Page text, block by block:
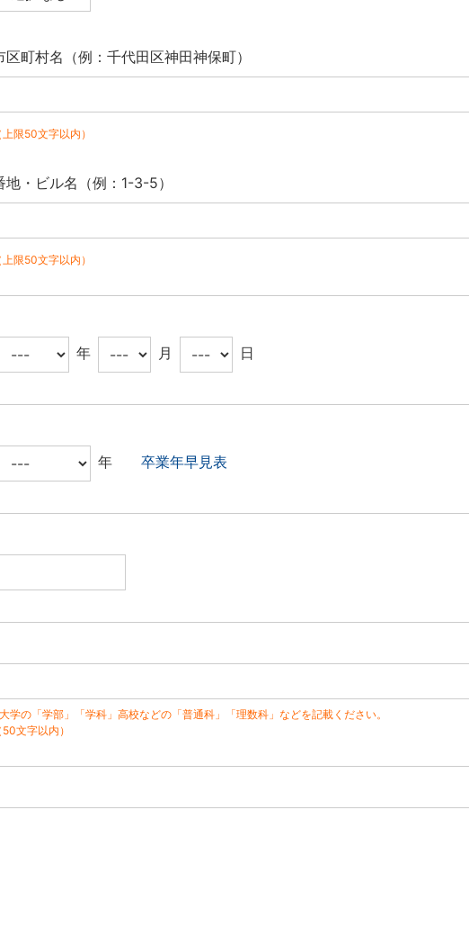
区町村名（例：千代田区神田神保町）
上限50文字以内）
地・ビル名（例：1-3-5）
上限50文字以内）
年 月 日
年 卒業年早見表
学の「学部」「学科」高校などの「普通科」「理数科」などを記載ください。
文字以内）